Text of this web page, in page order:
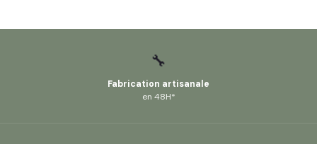
🔧
Fabrication artisanale
en 48H*